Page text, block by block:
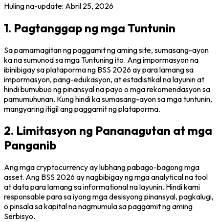
Huling na-update: Abril 25, 2026
1. Pagtanggap ng mga Tuntunin
Sa pamamagitan ng paggamit ng aming site, sumasang-ayon
ka na sumunod sa mga Tuntuning ito. Ang impormasyon na
ibinibigay sa plataporma ng BSS 2026 ay para lamang sa
impormasyon, pang-edukasyon, at estadistikal na layunin at
hindi bumubuo ng pinansyal na payo o mga rekomendasyon sa
pamumuhunan. Kung hindi ka sumasang-ayon sa mga tuntunin,
mangyaring itigil ang paggamit ng plataporma.
2. Limitasyon ng Pananagutan at mga
Panganib
Ang mga cryptocurrency ay lubhang pabago-bagong mga
asset. Ang BSS 2026 ay nagbibigay ng mga analytical na tool
at data para lamang sa informational na layunin. Hindi kami
responsable para sa iyong mga desisyong pinansyal, pagkalugi,
o pinsala sa kapital na nagmumula sa paggamit ng aming
Serbisyo.